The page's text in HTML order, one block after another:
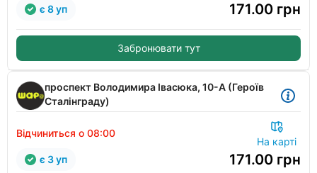
171.00 грн
є 8 уп
Забронювати тут
проспект Володимира Івасюка, 10-А (Героїв
Сталінграду)
Відчиниться о 08:00
На карті
171.00 грн
є 3 уп